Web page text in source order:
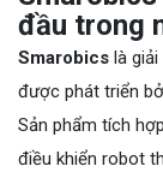
đầu trong
Smarobics là
được phát triển
Sản phẩm tích
điều khiển robot